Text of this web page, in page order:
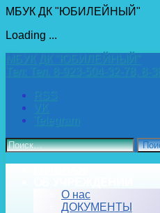
МБУК ДК "ЮБИЛЕЙНЫЙ"
Loading ...
Перейти
МБУК ДК "ЮБИЛЕЙНЫЙ"
Тел:
Тел. 8-923-504-32-78, 8-
RSS
VK
Telegram
Найти:
О нас
ДОКУМЕНТЫ